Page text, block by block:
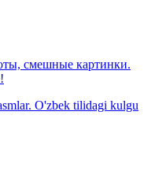
смешные картинки.
O'zbek tilidagi kulgu